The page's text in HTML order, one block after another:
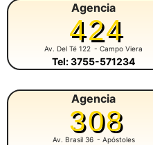
Agencia
424
Av. Del Té 122 - Campo Viera
Tel: 3755-571234
Agencia
308
Av. Brasil 36 - Apóstoles